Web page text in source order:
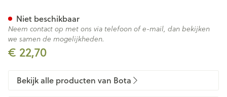
€ 22,70
Niet beschikbaar
Neem contact op met ons via telefoon of e-mail, dan bekijken
we samen de mogelijkheden.
Bekijk alle producten van Bota